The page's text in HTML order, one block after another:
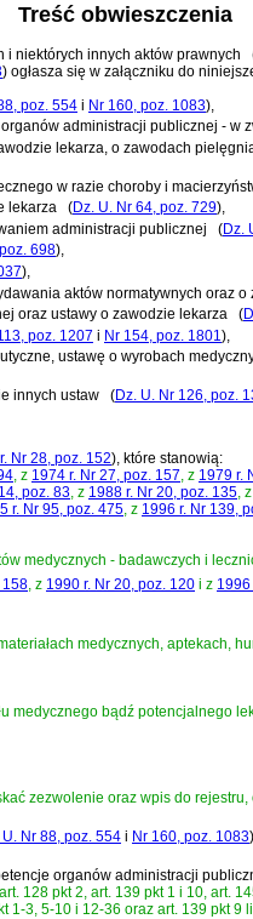
Treść obwieszczenia
i niektórych innych aktów prawnych
) ogłasza się w załączniku do
poz. 554 i Nr 160, poz. 1083),
administracji publicznej - w
lekarza, o zawodach
w razie choroby i
lekarza (Dz. U. Nr 64, poz. 729),
administracji publicznej (Dz.
698),
),
aktów normatywnych oraz
oraz ustawy o zawodzie lekarza (
poz. 1207 i Nr 154, poz. 1801 )
ustawę o wyrobach
innych ustaw (Dz. U. Nr 126, poz.
Nr 28, poz. 152) , które stanowią:
, z 1974 r. Nr 27, poz. 157 , z 1979 r.
poz. 83 , z 1988 r. Nr 20, poz. 135 , z
r. Nr 95, poz. 475 , z 1996 r. Nr 139,
medycznych - badawczych i
158 , z 1990 r. Nr 20, poz. 120 i z 1996
medycznych, aptekach,
medycznego bądź potencjalnego
zezwolenie oraz wpis do
U. Nr 88, poz. 554 i Nr 160, poz. 1083)
organów administracji
128 pkt 2, art. 139 pkt 1 i 10, art.
1-3, 5-10 i 12-36 oraz art. 139 pkt